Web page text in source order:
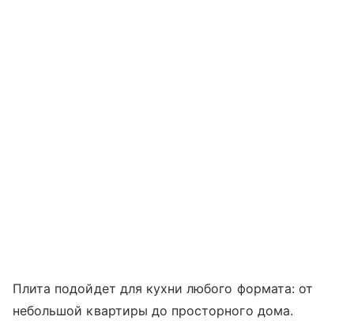
Плита подойдет для кухни любого формата: от
небольшой квартиры до просторного дома.